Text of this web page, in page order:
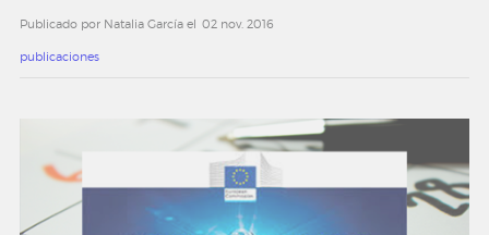
Publicado por Natalia García el 02 nov. 2016
publicaciones